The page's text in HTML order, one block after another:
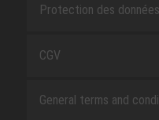
Protection des données
CGV
General terms and